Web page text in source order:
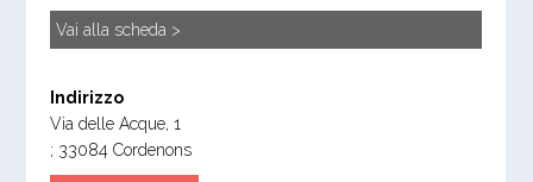
Vai alla scheda >
Indirizzo
Via delle Acque, 1
; 33084Cordenons